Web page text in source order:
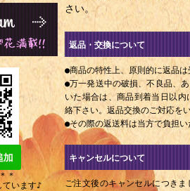
さい。
返品・交換について
●商品の特性上、原則的に返品
●万一発送中の破損、不良品、
いた場合は、商品到着当日以
絡下さい。返品交換のご対応を
●その際の返送料は当方で負担
キャンセルについて
ご注文後のキャンセルにつき
＊
ています♪